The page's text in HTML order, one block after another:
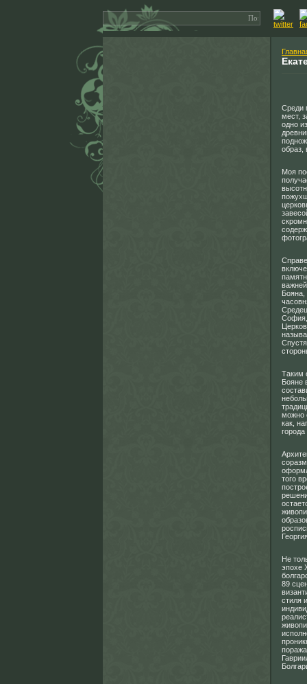
Среди
мест,
одно
образ,
Моя
Бояна,
София,
Таким
Бояне
можно
как,
того
Не
эпохе
89
стиля